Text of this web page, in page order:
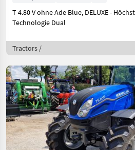
T 4.80 V ohne Ade Blue, DELUXE - Höchster Komfort & Intuitive
Technologie Dual
Tractors /